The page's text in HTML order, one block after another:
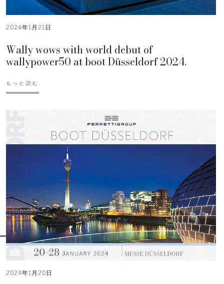
2024年1月21日
Wally wows with world debut of
wallypower50 at boot Düsseldorf 2024.
もっと読む
2024年1月20日